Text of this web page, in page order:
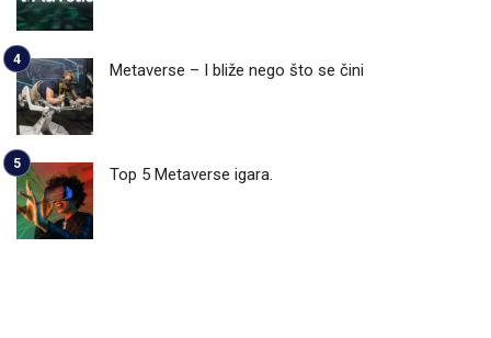
Metaverse – I bliže nego što se čini
Top 5 Metaverse igara.